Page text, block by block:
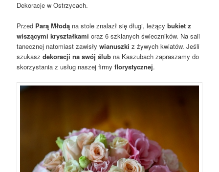
Dekoracje w Ostrzycach.
Przed Parą Młodą na stole znalazł się długi, leżącybukiet z
wiszącymi kryształkami oraz 6 szklanych świeczników. Na sali
tanecznej natomiast zawisływianuszki z żywych kwiatów. Jeśli
szukasz dekoracji na swój ślub na Kaszubach zapraszamy do
skorzystania z usług naszej firmyflorystycznej.